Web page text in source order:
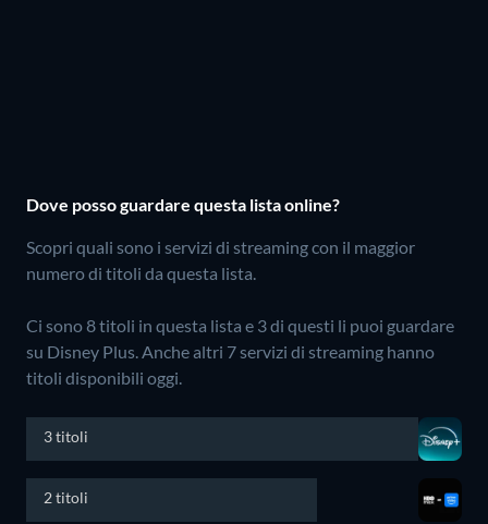
Dove posso guardare questa lista online?
Scopri quali sono i servizi di streaming con il maggior
numero di titoli da questa lista.
Ci sono 8 titoli in questa lista e 3 di questi li puoi guardare
su Disney Plus. Anche altri 7 servizi di streaming hanno
titoli disponibili oggi.
3 titoli
2 titoli